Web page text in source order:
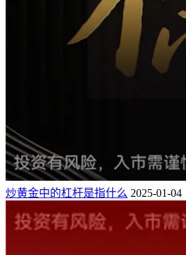
炒黄金中的杠杆是指什么 2025-01-04